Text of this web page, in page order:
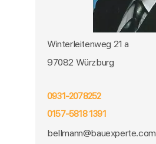
Winterleitenweg 21 a
97082 Würzburg
0931-2078252
0157-5818 1391
bellmann@bauexperte.com